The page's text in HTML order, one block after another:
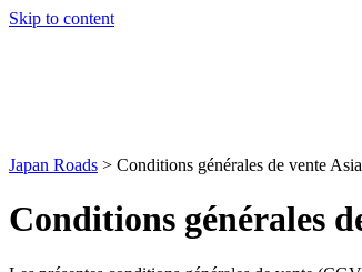
Skip to content
Japan Roads > Conditions générales de vente
Conditions générales